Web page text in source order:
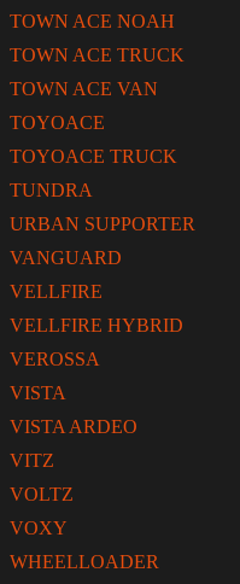
TOWN ACE NOAH
TOWN ACE TRUCK
TOWN ACE VAN
TOYOACE
TOYOACE TRUCK
TUNDRA
URBAN SUPPORTER
VANGUARD
VELLFIRE
VELLFIRE HYBRID
VEROSSA
VISTA
VISTA ARDEO
VITZ
VOLTZ
VOXY
WHEELLOADER